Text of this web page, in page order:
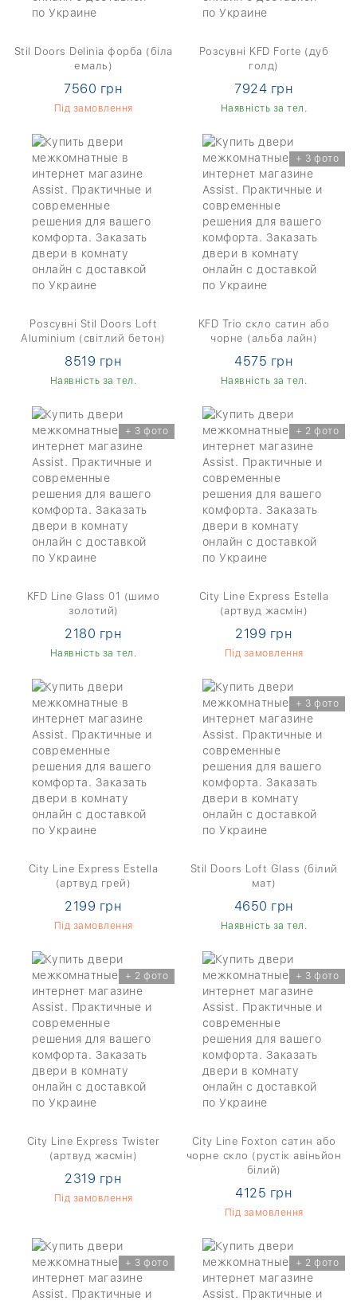
Stil Doors Delinia форба (біла
емаль)
7560 грн
Під замовлення
Розсувні KFD Forte (дуб
голд)
7924 грн
Наявність за тел.
Розсувні Stil Doors Loft
Aluminium (світлий бетон)
8519 грн
Наявність за тел.
+ 3 фото
KFD Trio скло сатин або
чорне (альба лайн)
4575 грн
Наявність за тел.
+ 3 фото
KFD Line Glass 01 (шимо
золотий)
2180 грн
Наявність за тел.
+ 2 фото
City Line Express Estella
(артвуд жасмін)
2199 грн
Під замовлення
City Line Express Estella
(артвуд грей)
2199 грн
Під замовлення
+ 3 фото
Stil Doors Loft Glass (білий
мат)
4650 грн
Наявність за тел.
+ 2 фото
City Line Express Twister
(артвуд жасмін)
2319 грн
Під замовлення
+ 3 фото
City Line Foxton сатин або
чорне скло (рустік авіньйон
білий)
4125 грн
Під замовлення
+ 3 фото + 2 фото